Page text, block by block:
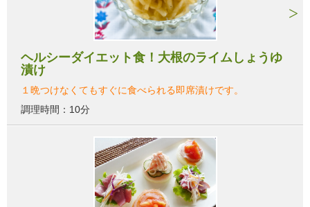
ヘルシーダイエット食！大根のライムしょうゆ
漬け
１晩つけなくてもすぐに食べられる即席漬けです。
調理時間：10分